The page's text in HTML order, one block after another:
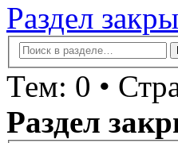
Раздел
Тем: 0 •
Раздел